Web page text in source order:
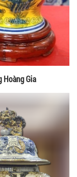
Hoàng Gia